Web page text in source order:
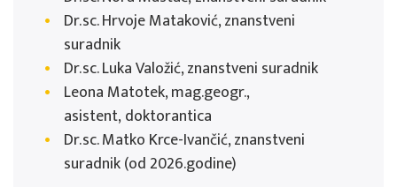
Dr.sc. Hrvoje Mataković, znanstveni
suradnik
Dr.sc. Luka Valožić, znanstveni suradnik
Leona Matotek, mag.geogr.,
asistent, doktorantica
Dr.sc. Matko Krce-Ivančić, znanstveni
suradnik (od 2026.godine)